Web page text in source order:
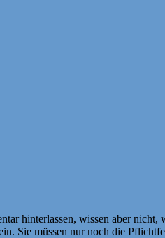
hinterlassen, wissen aber nicht,
Sie müssen nur noch die